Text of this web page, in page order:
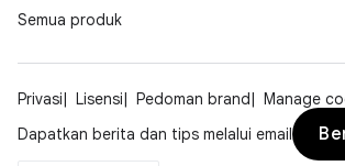
Semua produk
Privasi Lisensi Pedoman brand
Manage
Dapatkan berita dan tips melalui email